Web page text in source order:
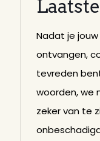
Nadat je
ontvangen,
tevreden
woorden, we
zeker van te